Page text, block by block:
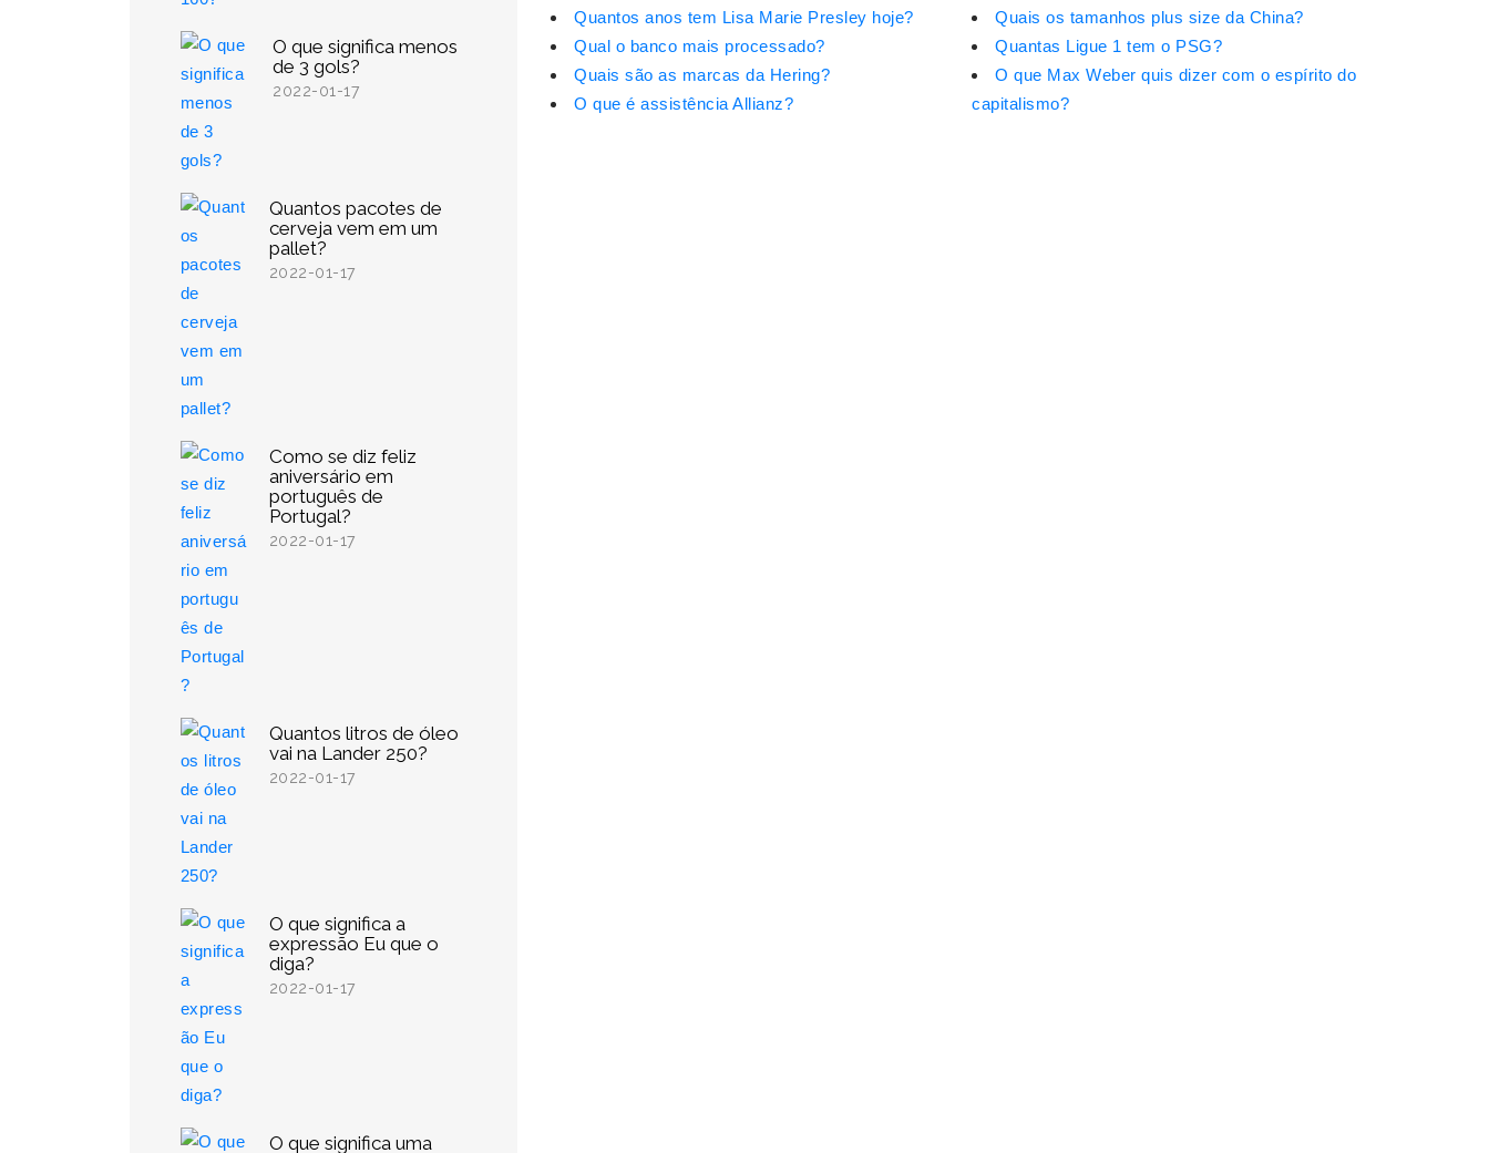
O que significa menos
de 3 gols?
2022-01-17
Quantos pacotes de
cerveja vem em um
pallet?
2022-01-17
Como se diz feliz
aniversário em
português de
Portugal?
2022-01-17
Quantos litros de óleo
vai na Lander 250?
2022-01-17
O que significa a
expressão Eu que o
diga?
2022-01-17
O que significa uma
Quantos anos tem Lisa Marie Presley hoje?
Qual o banco mais processado?
Quais são as marcas da Hering?
O que é assistência Allianz?
Quais os tamanhos plus size da China?
Quantas Ligue 1 tem o PSG?
O que Max Weber quis dizer com o espírito do
capitalismo?